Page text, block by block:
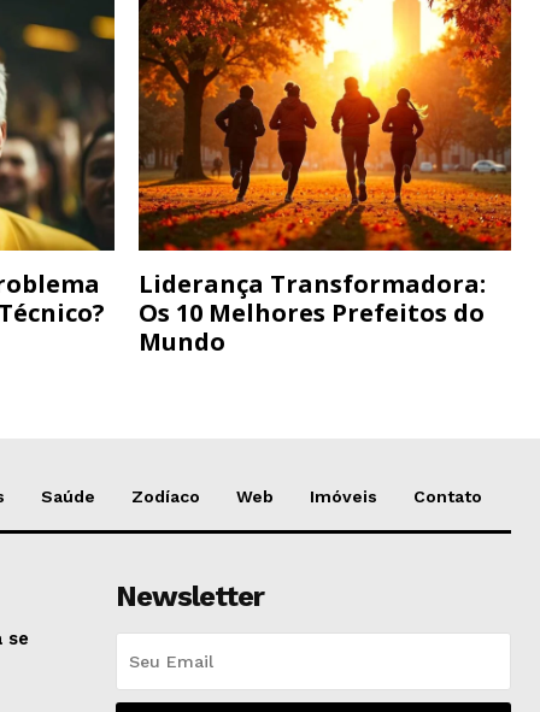
Liderança Transformadora:
Os 10 Melhores Prefeitos do
Mundo
Saúde Zodíaco Web Imóveis Contato
se
Newsletter